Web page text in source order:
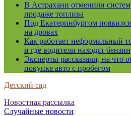
В Астрахани отменили
продаже топлива
Под Екатеринбургом
на дровах
Как работает неформальный
и где водители находят бензин
Эксперты рассказали, на что
покупке авто с пробегом
Детский сад
Новостная рассылка
Случайные новости